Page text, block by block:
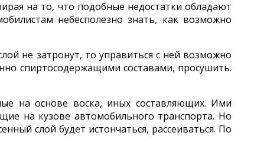
на то, что подобные недостатки обладают
небесполезно знать, как возможно
не затронут, то управиться с ней возможно
спиртосодержащими составами, просушить.
на основе воска, иных составляющих. Ими
на кузове автомобильного транспорта. Но
слой будет истончаться, рассеиваться. По